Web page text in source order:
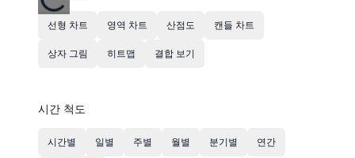
선형 차트 영역 차트 산점도 캔들 차트
상자 그림 히트맵 결합 보기
시간 척도
시간별 일별 주별 월별 분기별 연간